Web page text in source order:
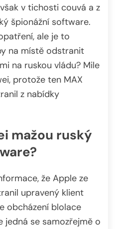
v tichosti couvá a z
špionážní software.
ale je to
na místě odstranit
na ruskou vládu? Mile
protože ten MAX
z nabídky
mažou ruský
že Apple ze
upravený klient
obcházení blolace
jedná se samozřejmě o